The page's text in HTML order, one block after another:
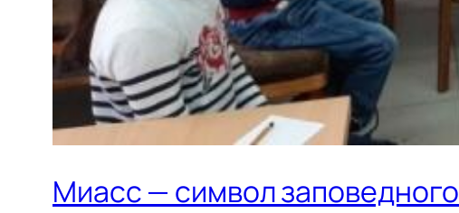
Миасс — символ заповедного